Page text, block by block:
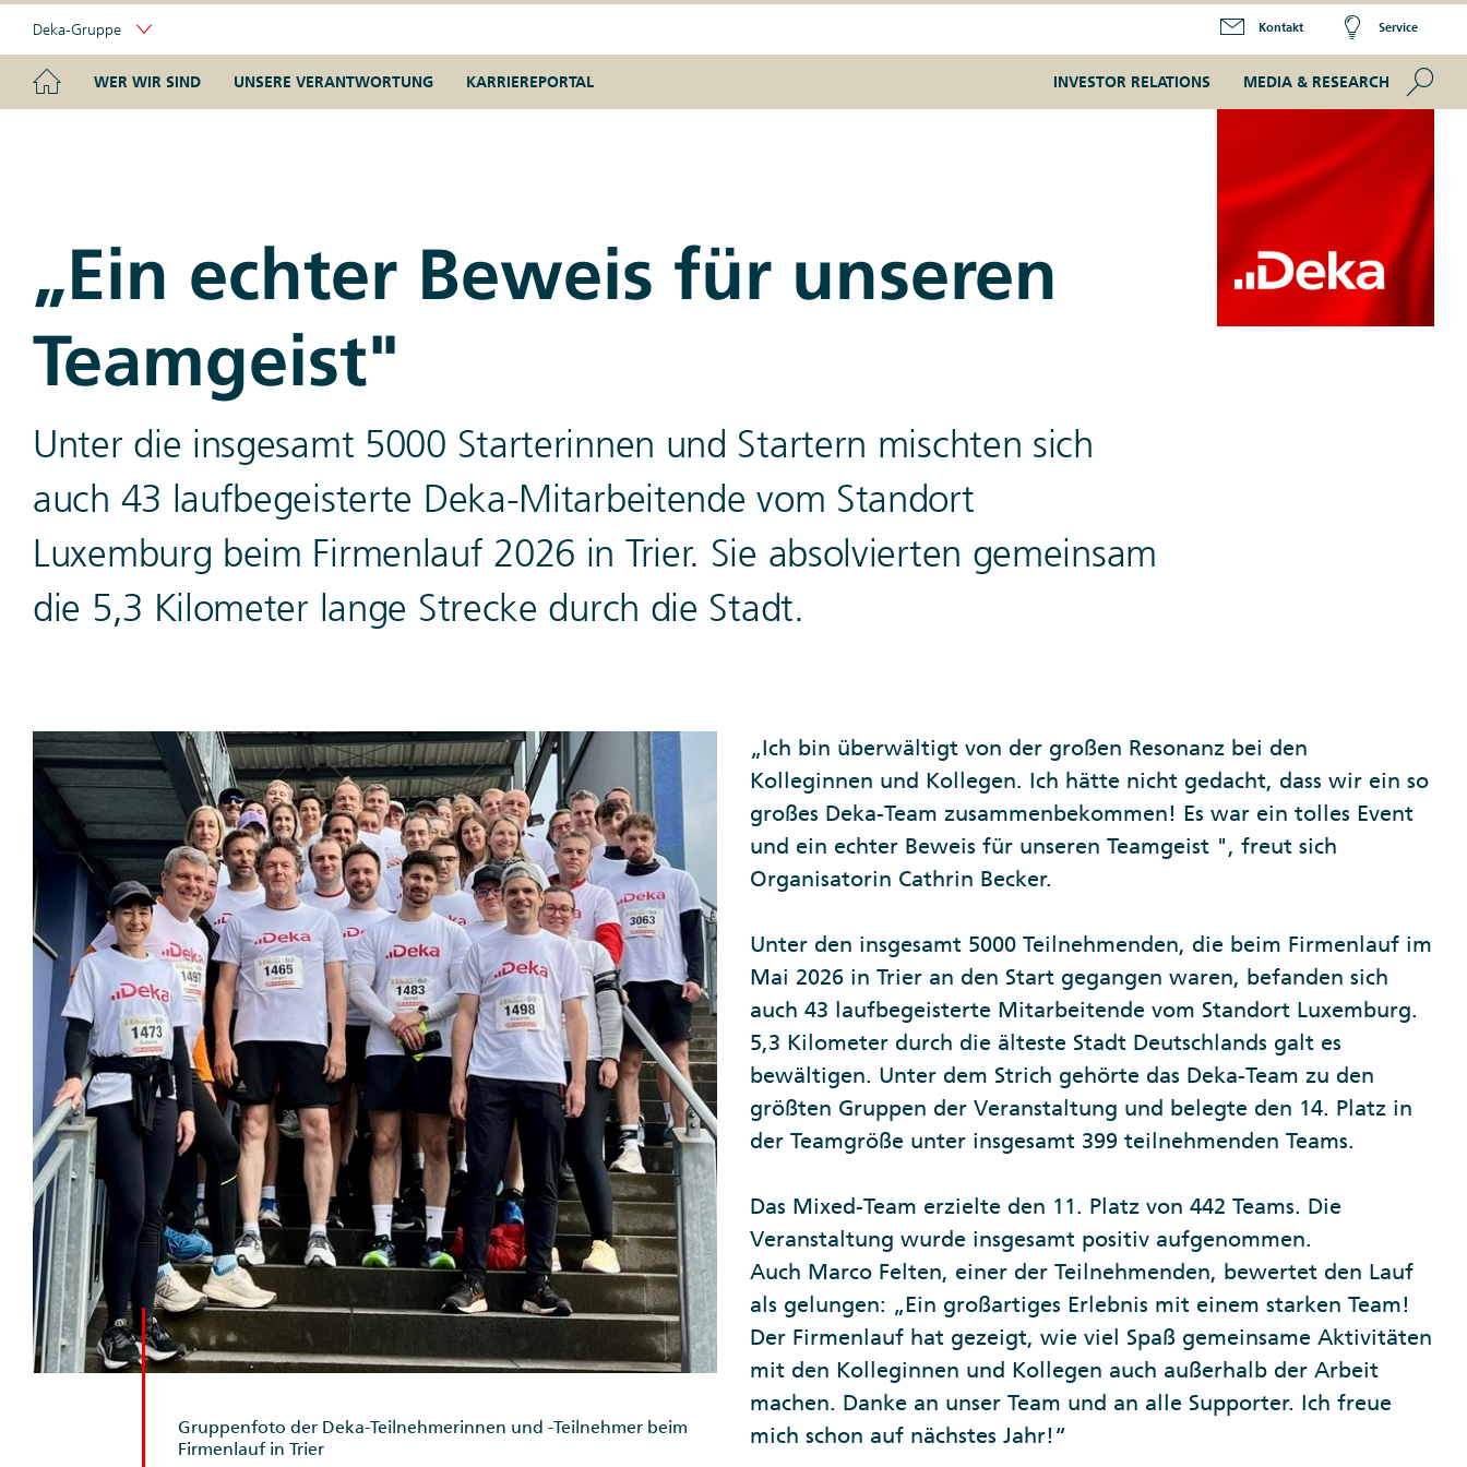
Skip
Portal
Navigation
Deka-Gruppe Kontakt Service
HOME
WER WIR SIND UNSERE VERANTWORTUNG KARRIEREPORTAL INVESTOR RELATIONS MEDIA & RESEARCH
„Ein echter Beweis für unseren
Teamgeist"
Unter die insgesamt 5000 Starterinnen und Startern mischten sich
auch 43 laufbegeisterte Deka-Mitarbeitende vom Standort
Luxemburg beim Firmenlauf 2026 in Trier. Sie absolvierten gemeinsam
die 5,3 Kilometer lange Strecke durch die Stadt.
Gruppenfoto der Deka-Teilnehmerinnen und -Teilnehmer beim
Firmenlauf in Trier
„Ich bin überwältigt von der großen Resonanz bei den
Kolleginnen und Kollegen. Ich hätte nicht gedacht, dass wir ein so
großes Deka-Team zusammenbekommen! Es war ein tolles Event
und ein echter Beweis für unseren Teamgeist ", freut sich
Organisatorin Cathrin Becker.
Unter den insgesamt 5000 Teilnehmenden, die beim Firmenlauf im
Mai 2026 in Trier an den Start gegangen waren, befanden sich
auch 43 laufbegeisterte Mitarbeitende vom Standort Luxemburg.
5,3 Kilometer durch die älteste Stadt Deutschlands galt es
bewältigen. Unter dem Strich gehörte das Deka-Team zu den
größten Gruppen der Veranstaltung und belegte den 14. Platz in
der Teamgröße unter insgesamt 399 teilnehmenden Teams.
Das Mixed-Team erzielte den 11. Platz von 442 Teams. Die
Veranstaltung wurde insgesamt positiv aufgenommen.
Auch Marco Felten, einer der Teilnehmenden, bewertet den Lauf
als gelungen: „Ein großartiges Erlebnis mit einem starken Team!
Der Firmenlauf hat gezeigt, wie viel Spaß gemeinsame Aktivitäten
mit den Kolleginnen und Kollegen auch außerhalb der Arbeit
machen. Danke an unser Team und an alle Supporter. Ich freue
mich schon auf nächstes Jahr!“